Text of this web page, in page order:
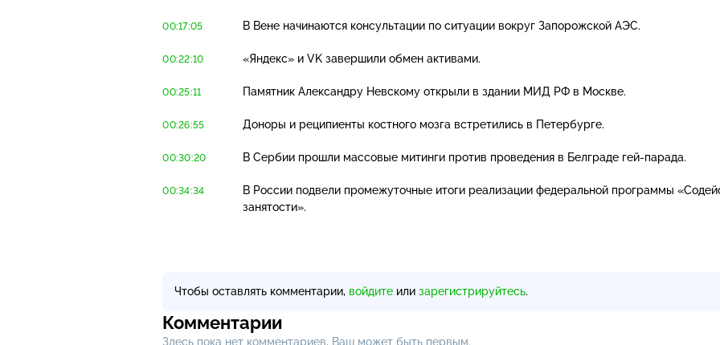
00:17:05 В Вене начинаются консультации по ситуации вокруг Запорожской АЭС.
00:22:10 «Яндекс» и VK завершили обмен активами.
00:25:11 Памятник Александру Невскому открыли в здании МИД РФ в Москве.
00:26:55 Доноры и реципиенты костного мозга встретились в Петербурге.
00:30:20 В Сербии прошли массовые митинги против проведения в Белграде гей-парада.
00:34:34
В России подвели промежуточные итоги реализации федеральной программы
занятости».
Чтобы оставлять комментарии, войдите или зарегистрируйтесь.
Комментарии
Здесь пока нет комментариев, Ваш может быть первым.